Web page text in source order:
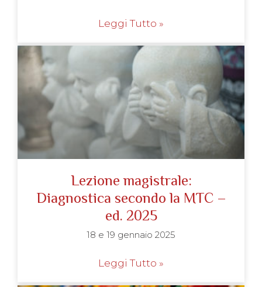
Leggi Tutto »
Lezione magistrale:
Diagnostica secondo la MTC –
ed. 2025
18 e 19 gennaio 2025
Leggi Tutto »